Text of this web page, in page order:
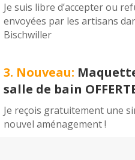
Je suis libre d’accepter ou
envoyées par les artisans
Bischwiller
3. Nouveau:
salle de bain
Je reçois gratuitement une
nouvel aménagement !